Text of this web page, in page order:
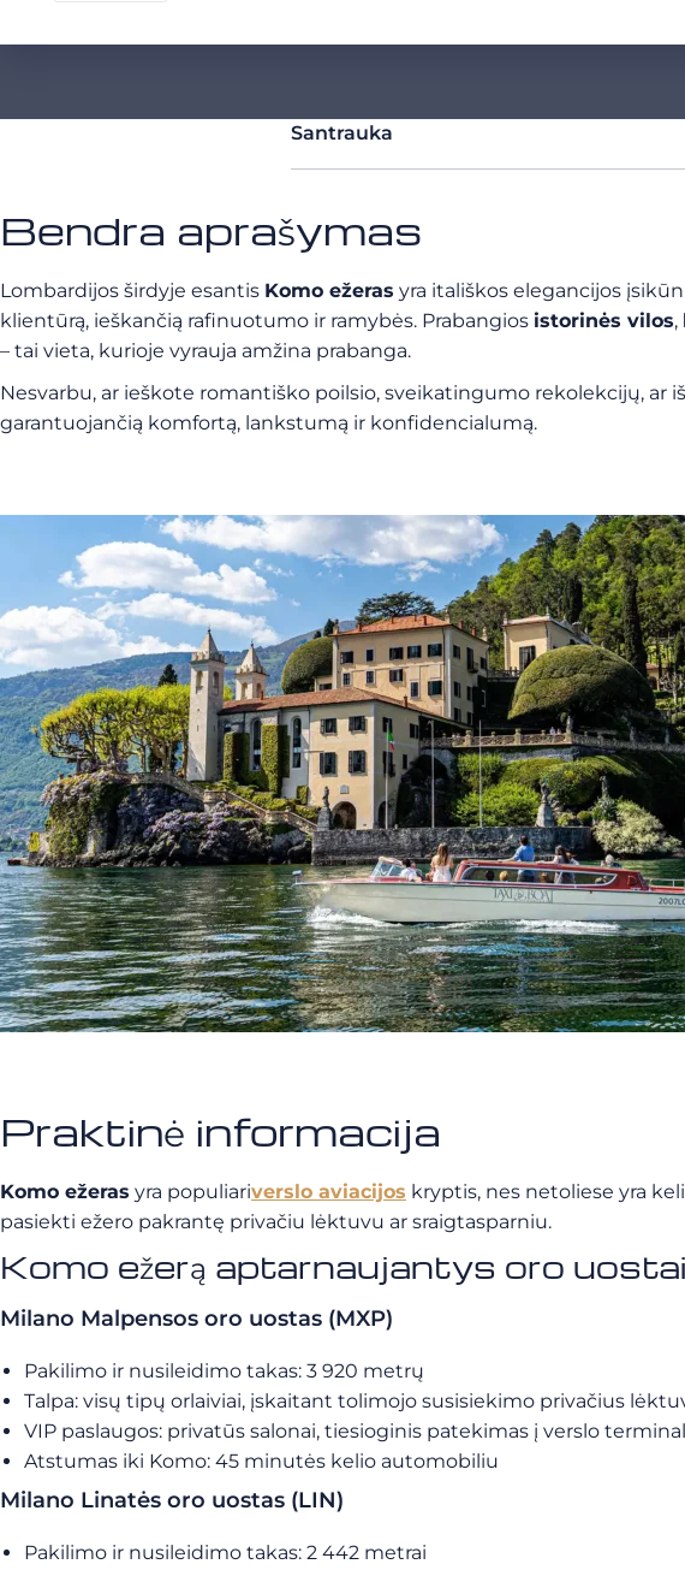
Santrauka
Bendra aprašymas
Lombardijos širdyje esantis Komo ežeras yra itališkos elegancijos
klientūrą, ieškančią rafinuotumo ir ramybės. Prabangios istorinės vilos,
– tai vieta, kurioje vyrauja amžina prabanga.
Nesvarbu, ar ieškote romantiško poilsio, sveikatingumo rekolekcijų, ar
garantuojančią komfortą, lankstumą ir konfidencialumą.
Praktinė informacija
Komo ežeras yra populiariverslo aviacijos kryptis, nes netoliese yra
pasiekti ežero pakrantę privačiu lėktuvu ar sraigtasparniu.
Komo ežerą aptarnaujantys oro uostai
Milano Malpensos oro uostas (MXP)
Pakilimo ir nusileidimo takas: 3 920 metrų
Talpa: visų tipų orlaiviai, įskaitant tolimojo susisiekimo privačius
VIP paslaugos: privatūs salonai, tiesioginis patekimas į verslo
Atstumas iki Komo: 45 minutės kelio automobiliu
Milano Linatės oro uostas (LIN)
Pakilimo ir nusileidimo takas: 2 442 metrai